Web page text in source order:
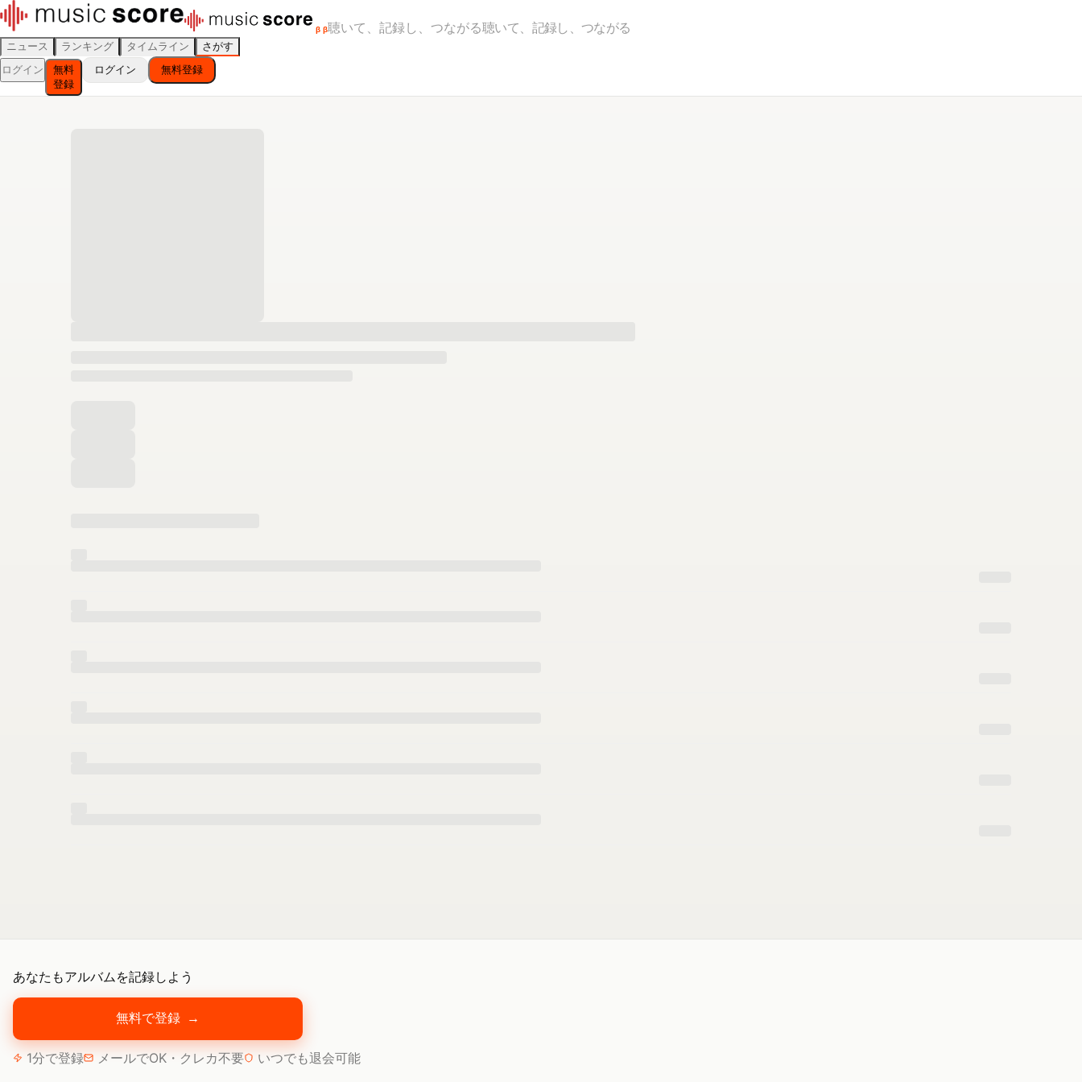
β β聴いて、記録し、つながる聴いて、記録し、つながる
ニュース ランキング タイムライン
さがす
ログイン
無料
登録
ログイン 無料登録
あなたもアルバムを記録しよう
無料で登録 →
1分で登録 メールでOK・クレカ不要 いつでも退会可能